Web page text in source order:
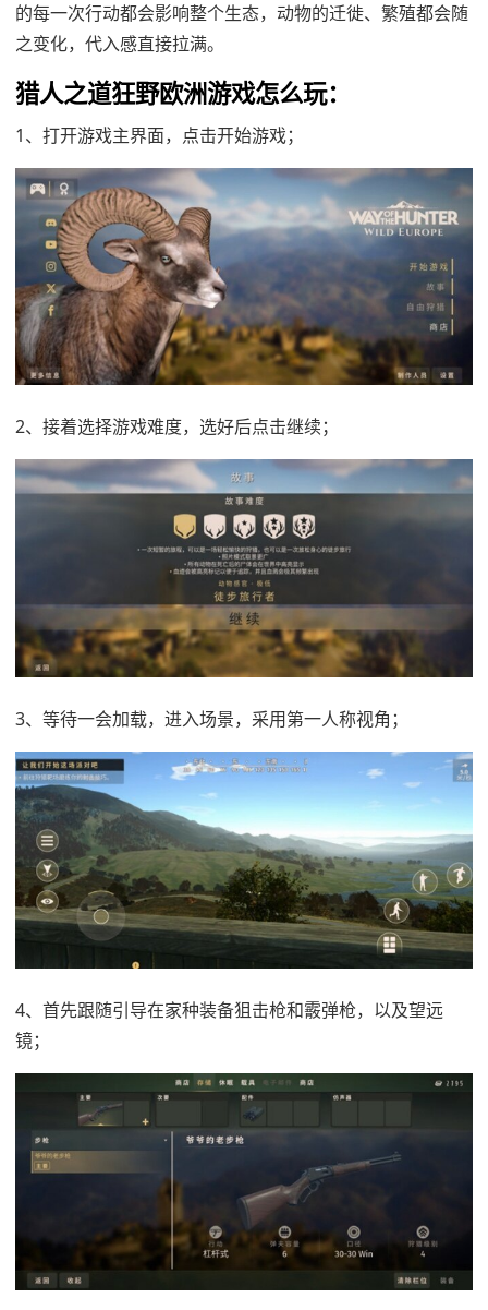
的每一次行动都会影响整个生态，动物的迁徙、繁殖都会随
之变化，代入感直接拉满。
猎人之道狂野欧洲游戏怎么玩：
1、打开游戏主界面，点击开始游戏；
2、接着选择游戏难度，选好后点击继续；
3、等待一会加载，进入场景，采用第一人称视角；
4、首先跟随引导在家种装备狙击枪和霰弹枪，以及望远
镜；